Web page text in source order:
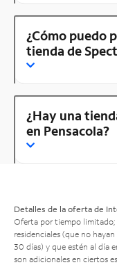
¿Cómo puedo
tienda de
¿Hay una
en Pensacola?
Detalles de la oferta de
Oferta por tiempo limitado;
residenciales (que no
30 días) y que estén al día
son adicionales en ciertos